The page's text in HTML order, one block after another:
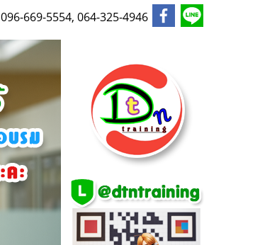
096-669-5554, 064-325-4946